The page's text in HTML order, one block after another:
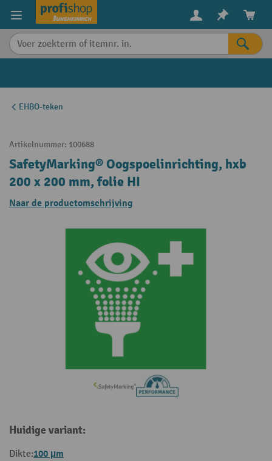
content
EHBO-teken
Artikelnummer: 100688
SafetyMarking® Oogspoelinrichting, hxb
200 x 200 mm, folie HI
Naar de productomschrijving
Huidige variant:
Dikte:100 µm